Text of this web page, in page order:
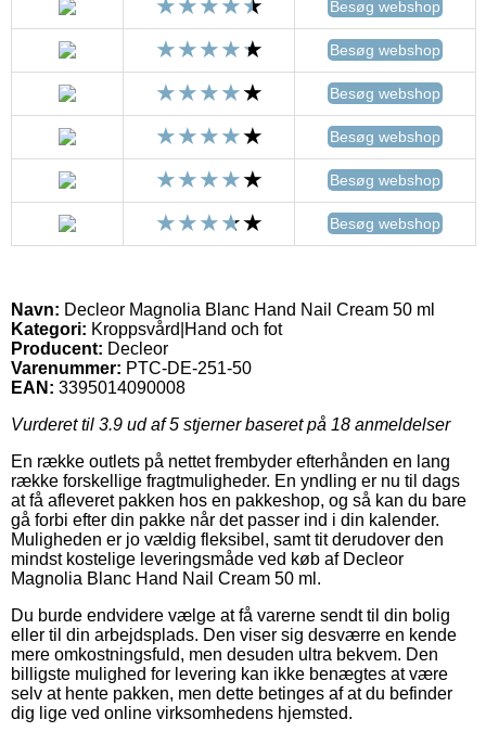
Besøg webshop
Besøg webshop
Besøg webshop
Besøg webshop
Besøg webshop
Besøg webshop
Navn: Decleor Magnolia Blanc Hand Nail Cream 50 ml
Kategori: Kroppsvård|Hand och fot
Producent: Decleor
Varenummer: PTC-DE-251-50
EAN: 3395014090008
Vurderet til 3.9 ud af 5 stjerner baseret på 18 anmeldelser
En række outlets på nettet frembyder efterhånden en lang
række forskellige fragtmuligheder. En yndling er nu til dags
at få afleveret pakken hos en pakkeshop, og så kan du bare
gå forbi efter din pakke når det passer ind i din kalender.
Muligheden er jo vældig fleksibel, samt tit derudover den
mindst kostelige leveringsmåde ved køb af Decleor
Magnolia Blanc Hand Nail Cream 50 ml.
Du burde endvidere vælge at få varerne sendt til din bolig
eller til din arbejdsplads. Den viser sig desværre en kende
mere omkostningsfuld, men desuden ultra bekvem. Den
billigste mulighed for levering kan ikke benægtes at være
selv at hente pakken, men dette betinges af at du befinder
dig lige ved online virksomhedens hjemsted.